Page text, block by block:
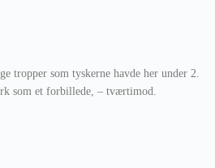
tropper som tyskerne havde her under 2.
som et forbillede, – tværtimod.